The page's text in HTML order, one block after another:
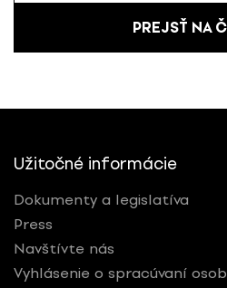
PREJSŤ NA
Užitočné informácie
Dokumenty a legislatíva
Press
Navštívte nás
Vyhlásenie o spracúvaní